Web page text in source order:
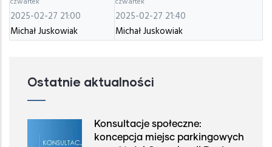
2025-02-27 21:00
Michał Juskowiak
2025-02-27 21:40
Michał Juskowiak
Ostatnie aktualności
Konsultacje społeczne:
koncepcja miejsc parkingowych